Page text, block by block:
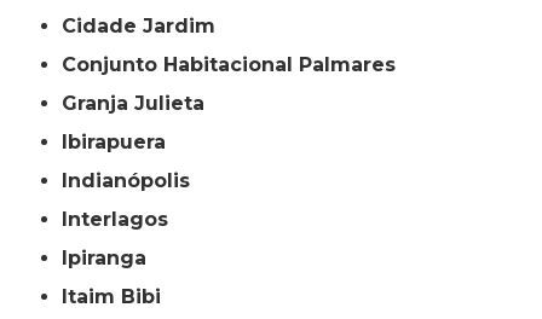
Cidade Jardim
Conjunto Habitacional Palmares
Granja Julieta
Ibirapuera
Indianópolis
Interlagos
Ipiranga
Itaim Bibi